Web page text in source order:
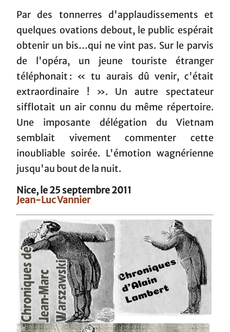
Par des tonnerres d'applaudissements et
quelques ovations debout, le public espérait
obtenir un bis…qui ne vint pas. Sur le parvis
de l'opéra, un jeune touriste étranger
téléphonait : « tu aurais dû venir, c'était
extraordinaire ! ». Un autre spectateur
sifflotait un air connu du même répertoire.
Une imposante délégation du Vietnam
semblait vivement commenter cette
inoubliable soirée. L'émotion wagnérienne
jusqu'au bout de la nuit.
Nice, le 25 septembre 2011
Jean-Luc Vannier